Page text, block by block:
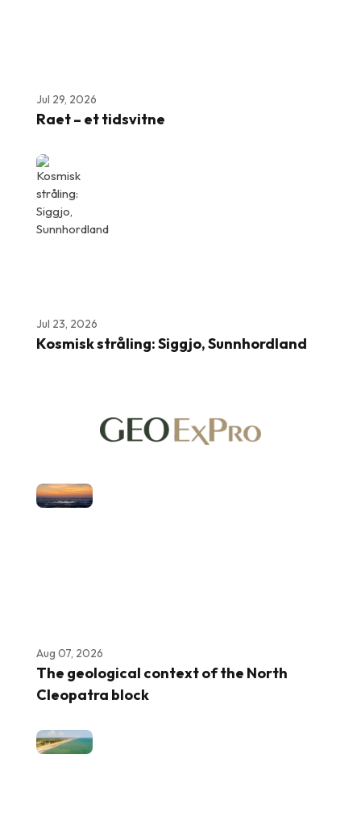
Jul 29, 2026
Raet – et tidsvitne
Jul 23, 2026
Kosmisk stråling: Siggjo, Sunnhordland
Aug 07, 2026
The geological context of the North
Cleopatra block